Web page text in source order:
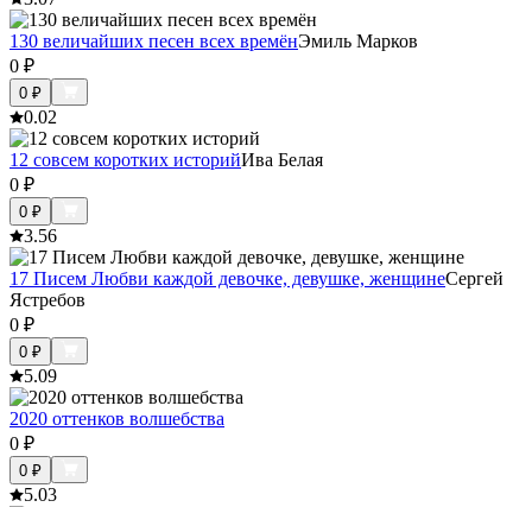
130 величайших песен всех времёнЭмиль Марков
0 ₽
0 ₽
0.02
12 совсем коротких историйИва Белая
0 ₽
0 ₽
3.56
17 Писем Любви каждой девочке, девушке, женщинеСергей
Ястребов
0 ₽
0 ₽
5.09
2020 оттенков волшебства
0 ₽
0 ₽
5.03